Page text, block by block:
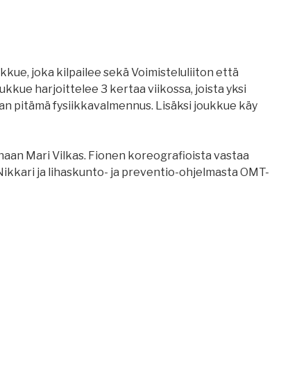
joka kilpailee sekä Voimisteluliiton että
harjoittelee 3 kertaa viikossa, joista yksi
pitämä fysiikkavalmennus. Lisäksi joukkue käy
Mari Vilkas. Fionen koreografioista vastaa
ja lihaskunto- ja preventio-ohjelmasta OMT-